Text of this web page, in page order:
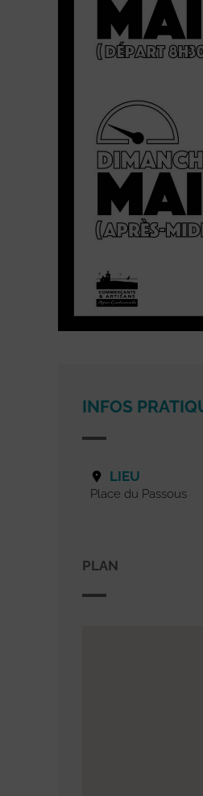
INFOS
LIEU
Place du Passous
PLAN